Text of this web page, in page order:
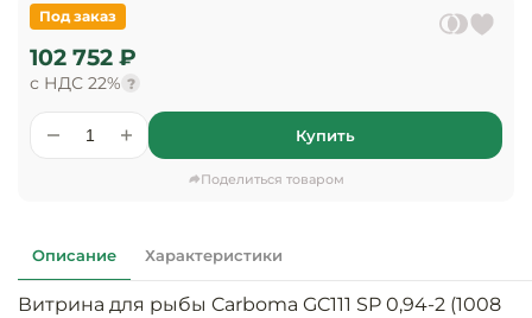
Барное
фастфуда
Оснащение
Оснащение
102 752 ₽
с НДС 22% ?
Под заказ
Купить
Поделиться товаром
Описание Характеристики
Витрина для рыбы Carboma GC111 SP 0,94-2 (1008